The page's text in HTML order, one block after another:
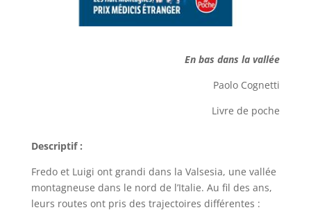
En bas dans la vallée
Paolo Cognetti
Livre de poche
Descriptif :
Fredo et Luigi ont grandi dans la Valsesia, une vallée
montagneuse dans le nord de l’Italie. Au fil des ans,
leurs routes ont pris des trajectoires différentes :